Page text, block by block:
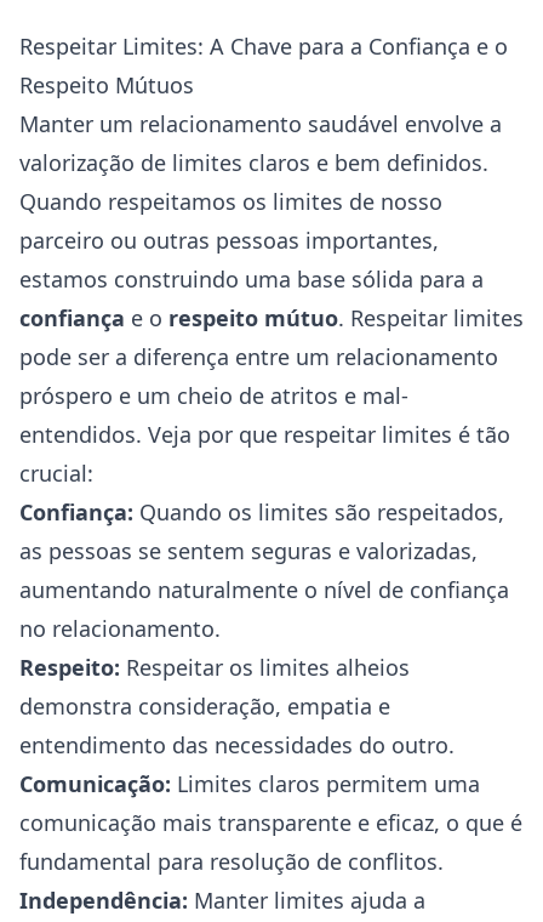
Respeitar Limites: A Chave para a Confiança e o
Respeito Mútuos
Manter um relacionamento saudável envolve a
valorização de limites claros e bem definidos.
Quando respeitamos os limites de nosso
parceiro ou outras pessoas importantes,
estamos construindo uma base sólida para a
confiança e o respeito mútuo. Respeitar limites
pode ser a diferença entre um relacionamento
próspero e um cheio de atritos e mal-
entendidos. Veja por que respeitar limites é tão
crucial:
Confiança: Quando os limites são respeitados,
as pessoas se sentem seguras e valorizadas,
aumentando naturalmente o nível de confiança
no relacionamento.
Respeito: Respeitar os limites alheios
demonstra consideração, empatia e
entendimento das necessidades do outro.
Comunicação: Limites claros permitem uma
comunicação mais transparente e eficaz, o que é
fundamental para resolução de conflitos.
Independência: Manter limites ajuda a